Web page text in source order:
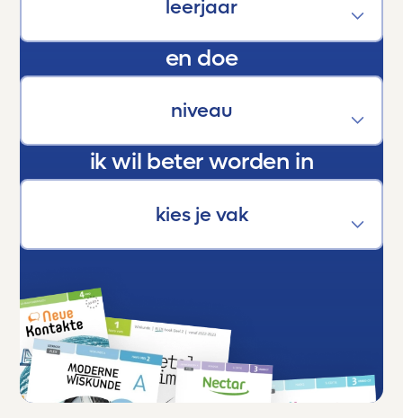
En als trotse ouder kan ik maar één ding
en doe
ik wil beter worden in